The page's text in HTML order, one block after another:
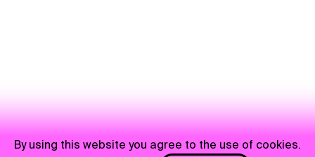
By using this website you agree to the use of cookies.